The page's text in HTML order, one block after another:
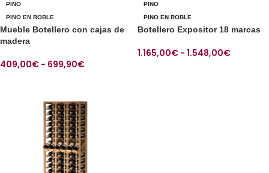
PINO
PINO EN ROBLE
Mueble Botellero con cajas de
madera
409,00€ - 699,90€
PINO
PINO EN ROBLE
Botellero Expositor 18 marcas
1.165,00€ - 1.548,00€